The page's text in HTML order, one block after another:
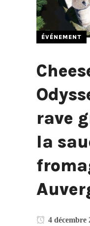
ÉVÉNEMENT
rave
la
4 décembre